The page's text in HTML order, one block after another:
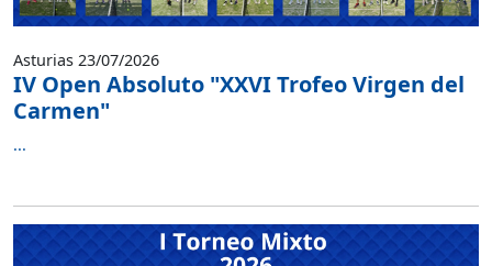
Asturias 23/07/2026
IV Open Absoluto "XXVI Trofeo Virgen del
Carmen"
...